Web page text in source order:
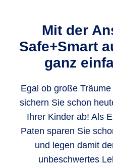
Aktienmarktes
„Chance-Topf“
einem deutschen,
Aktienindex.
Das sichere Kapital
und nur mehr werden
Zins- und
Vermögen auf einem
Der große Unterschied
Betreuung Ihres
die erfahrenen
Mit der
Safe+Smart
ganz
Egal ob große
sichern Sie schon
Ihrer Kinder ab! Als
Paten sparen Sie
und legen damit
unbeschwertes